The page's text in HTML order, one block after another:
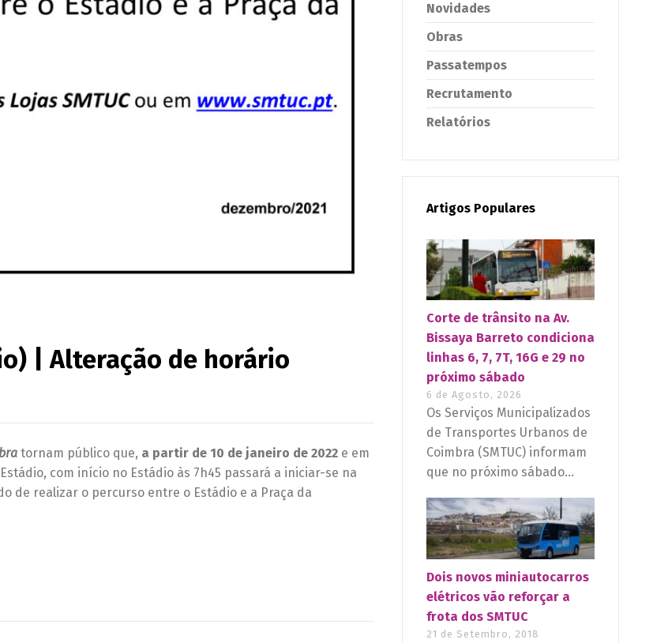
| Alteração de horário
tornam público que, a partir de 10 de janeiro de 2022 e em
com início no Estádio às 7h45 passará a iniciar-se na
de realizar o percurso entre o Estádio e a Praça da
Novidades
Obras
Passatempos
Recrutamento
Relatórios
Artigos Populares
Corte de trânsito na Av.
Bissaya Barreto condiciona
linhas 6, 7, 7T, 16G e 29 no
próximo sábado
6 de Agosto, 2026
Os Serviços Municipalizados
de Transportes Urbanos de
Coimbra (SMTUC) informam
que no próximo sábado...
Dois novos miniautocarros
elétricos vão reforçar a
frota dos SMTUC
21 de Setembro, 2018